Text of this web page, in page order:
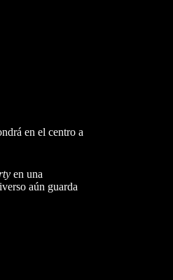
en el centro a
en una
aún guarda